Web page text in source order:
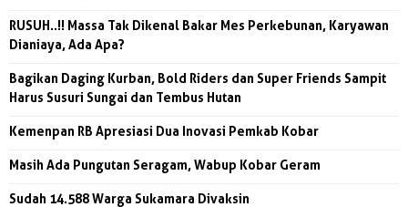
RUSUH..!! Massa Tak Dikenal Bakar Mes Perkebunan, Karyawan
Dianiaya, Ada Apa?
Bagikan Daging Kurban, Bold Riders dan Super Friends Sampit
Harus Susuri Sungai dan Tembus Hutan
Kemenpan RB Apresiasi Dua Inovasi Pemkab Kobar
Masih Ada Pungutan Seragam, Wabup Kobar Geram
Sudah 14.588 Warga Sukamara Divaksin